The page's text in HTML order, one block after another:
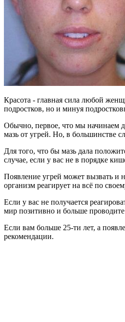
Красота - главная сила любой
подростков, но и минуя
Обычно, первое, что мы начинаем
мазь от угрей. Но, в большинстве
Для того, что бы мазь дала
случае, если у вас не в порядке
Появление угрей может вызвать и
организм реагирует на всё по
Если у вас не получается
мир позитивно и больше
Если вам больше 25-ти лет, а
рекомендации.